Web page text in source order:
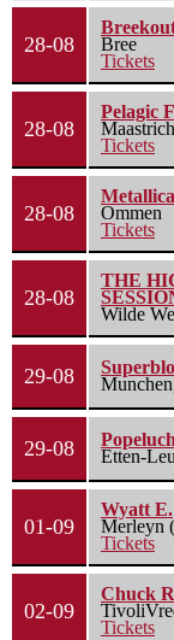
28-08
Bree
Tickets
28-08
Pelagic
Tickets
28-08
Ommen
Tickets
28-08
THE
Wilde
29-08
29-08
Etten-
01-09
Wyatt E.
Merleyn
Tickets
02-09
Chuck
Tickets